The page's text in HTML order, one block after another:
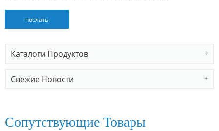
Каталоги Продуктов
Свежие Новости
Сопутствующие Товары